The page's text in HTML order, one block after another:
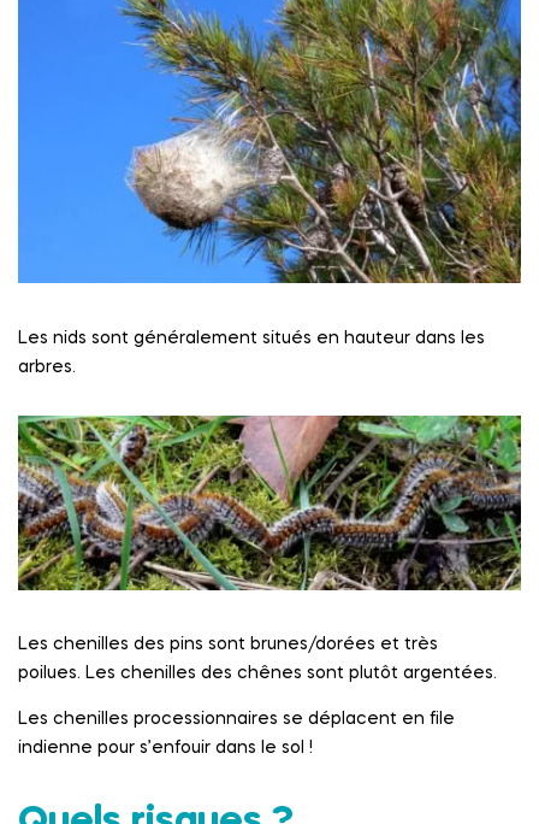
Les nids sont généralement situés en hauteur dans les
arbres.
Les chenilles des pins sont brunes/dorées et très
poilues. Les chenilles des chênes sont plutôt argentées.
Les chenilles processionnaires se déplacent en file
indienne pour s’enfouir dans le sol !